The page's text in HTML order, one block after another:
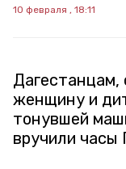
10 февраля , 18:11
Дагестанцам,
женщину и
тонувшей
вручили часы